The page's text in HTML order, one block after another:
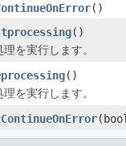
()
()
理を実行します。
()
理を実行します。